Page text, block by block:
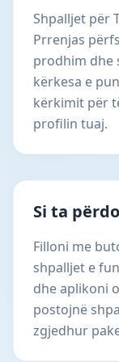
Shpalljet për
Prrenjas
prodhim dhe
kërkesa e
kërkimit për
profilin tuaj.
Si ta
Filloni me
shpalljet e
dhe aplikoni
postojnë
zgjedhur